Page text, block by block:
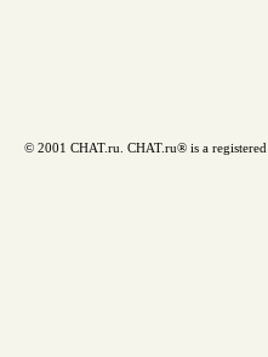
© 2001 CHAT.ru. CHAT.ru® is a